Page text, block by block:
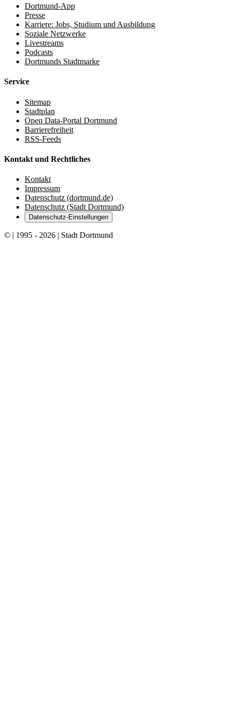
Dortmund-App
Presse
Karriere: Jobs, Studium und Ausbildung
Soziale Netzwerke
Livestreams
Podcasts
Dortmunds Stadtmarke
Service
Sitemap
Stadtplan
Open Data-Portal Dortmund
Barrierefreiheit
RSS-Feeds
Kontakt und Rechtliches
Kontakt
Impressum
Datenschutz (dortmund.de)
Datenschutz (Stadt Dortmund)
Datenschutz-Einstellungen
© | 1995 - 2026 | Stadt Dortmund